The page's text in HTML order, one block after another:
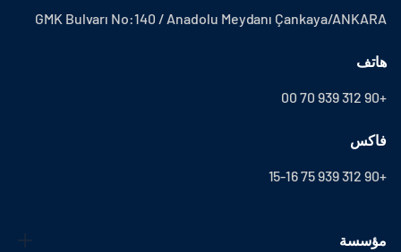
GMK Bulvarı No:140 / Anadolu Meydanı Çankaya/ANKARA
هاتف
+90 312 939 70 00
فاكس
+90 312 939 75 15-16
مؤسسة